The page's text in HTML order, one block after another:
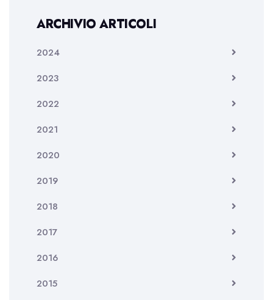
ARCHIVIO ARTICOLI
2024
2023
2022
2021
2020
2019
2018
2017
2016
2015